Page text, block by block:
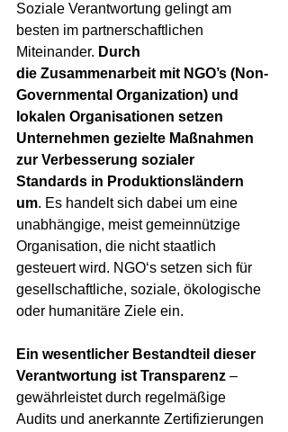
Soziale Verantwortung gelingt am
besten im partnerschaftlichen
Miteinander. Durch
die Zusammenarbeit mit NGO’s (Non-
Governmental Organization) und
lokalen Organisationen setzen
Unternehmen gezielte Maßnahmen
zur Verbesserung sozialer
Standards in Produktionsländern
um. Es handelt sich dabei um eine
unabhängige, meist gemeinnützige
Organisation, die nicht staatlich
gesteuert wird. NGO‘s setzen sich für
gesellschaftliche, soziale, ökologische
oder humanitäre Ziele ein.
Ein wesentlicher Bestandteil dieser
Verantwortung ist Transparenz –
gewährleistet durch regelmäßige
Audits und anerkannte Zertifizierungen